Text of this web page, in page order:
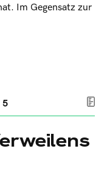
Im Gegensatz zur